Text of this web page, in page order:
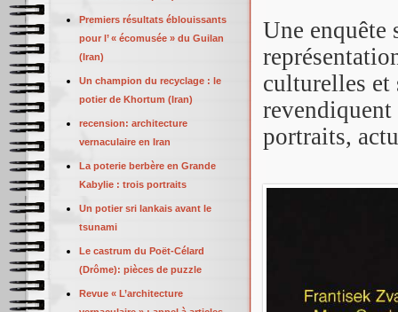
Une
culturelles et
portraits,
Premiers résultats éblouissants
pour l’ « écomusée » du Guilan
(Iran)
Un champion du recyclage : le
potier de Khortum (Iran)
recension: architecture
vernaculaire en Iran
La poterie berbère en Grande
Kabylie : trois portraits
Un potier sri lankais avant le
tsunami
Le castrum du Poët-Célard
(Drôme): pièces de puzzle
Revue « L’architecture